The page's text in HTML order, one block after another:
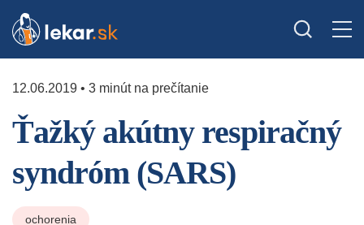
12.06.2019 • 3 minút na prečítanie
Ťažký akútny respiračný
syndróm (SARS)
ochorenia